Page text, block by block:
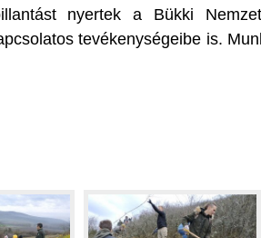
nyertek a Bükki
tevékenységeibe is.